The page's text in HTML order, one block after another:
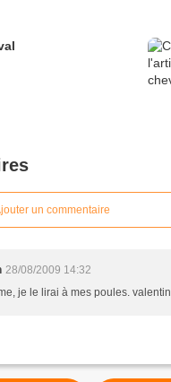
un commentaire
28/08/2009 14:32
je le lirai à mes poules. valentin